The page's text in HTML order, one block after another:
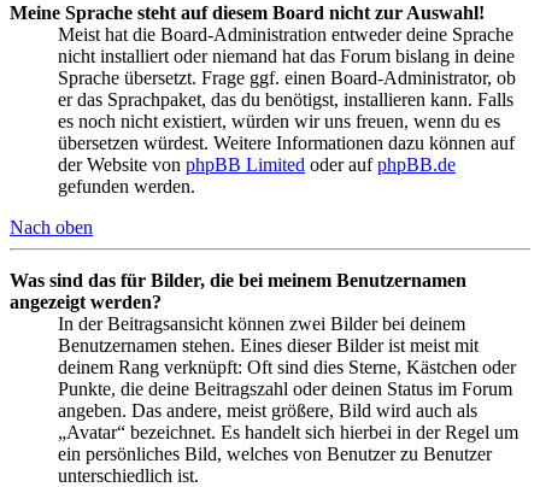
Meine Sprache steht auf diesem Board nicht zur Auswahl!
Meist hat die Board-Administration entweder deine Sprache
nicht installiert oder niemand hat das Forum bislang in deine
Sprache übersetzt. Frage ggf. einen Board-Administrator, ob
er das Sprachpaket, das du benötigst, installieren kann. Falls
es noch nicht existiert, würden wir uns freuen, wenn du es
übersetzen würdest. Weitere Informationen dazu können auf
der Website von phpBB Limited oder aufphpBB.de
gefunden werden.
Nach oben
Was sind das für Bilder, die bei meinem Benutzernamen
angezeigt werden?
In der Beitragsansicht können zwei Bilder bei deinem
Benutzernamen stehen. Eines dieser Bilder ist meist mit
deinem Rang verknüpft: Oft sind dies Sterne, Kästchen oder
Punkte, die deine Beitragszahl oder deinen Status im Forum
angeben. Das andere, meist größere, Bild wird auch als
„Avatar“ bezeichnet. Es handelt sich hierbei in der Regel um
ein persönliches Bild, welches von Benutzer zu Benutzer
unterschiedlich ist.